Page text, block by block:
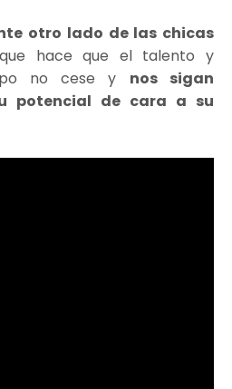
otro lado de las chicas
hace que el talento y
no cese y nos sigan
potencial de cara a su